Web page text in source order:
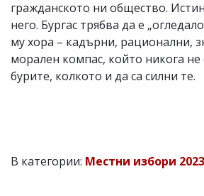
гражданското ни общество.
него. Бургас трябва да е
му хора – кадърни, рационални,
морален компас, който никога
бурите, колкото и да са силни те.
В категории: Местни избори 2023